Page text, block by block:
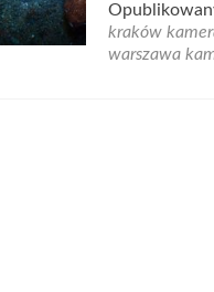
kraków
warszawa